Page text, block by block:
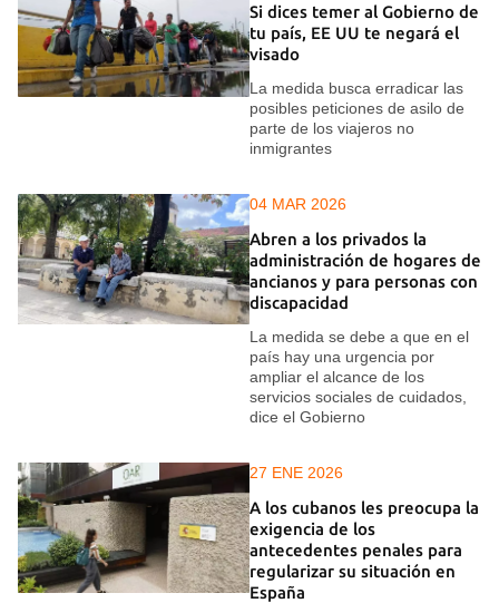
Si dices temer al Gobierno de
tu país, EE UU te negará el
visado
La medida busca erradicar las
posibles peticiones de asilo de
parte de los viajeros no
inmigrantes
04 MAR 2026
Abren a los privados la
administración de hogares de
ancianos y para personas con
discapacidad
La medida se debe a que en el
país hay una urgencia por
ampliar el alcance de los
servicios sociales de cuidados,
dice el Gobierno
27 ENE 2026
A los cubanos les preocupa la
exigencia de los
antecedentes penales para
regularizar su situación en
España